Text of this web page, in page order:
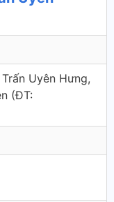
Uyên Hưng,
(ÐT: